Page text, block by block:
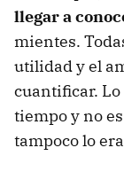
llegar a
mientes.
utilidad y el
cuantificar. Lo
tiempo y no
tampoco lo